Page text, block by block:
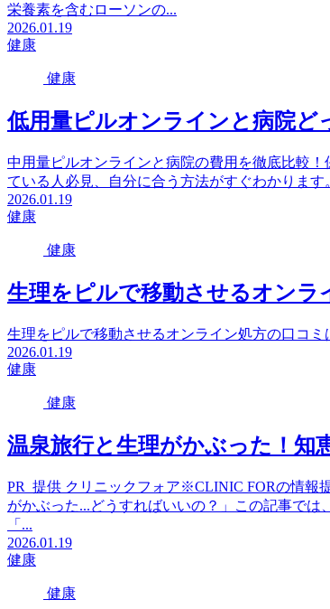
栄養素を含むローソンの...
2026.01.19
健康
健康
低用量ピルオンラインと病院ど
中用量ピルオンラインと病院の費用を徹底比較
ている人必見、自分に合う方法がすぐわかります
2026.01.19
健康
健康
生理をピルで移動させるオンラ
生理をピルで移動させるオンライン処方の口コ
2026.01.19
健康
健康
温泉旅行と生理がかぶった！知
PR_提供 クリニックフォア※CLINIC FORの情報
がかぶった...どうすればいいの？」この記事で
「...
2026.01.19
健康
健康